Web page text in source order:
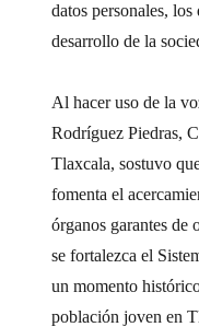
datos personales,
desarrollo de la
Al hacer uso de la
Rodríguez Piedras,
Tlaxcala, sostuvo
fomenta el
órganos garantes de
se fortalezca el
un momento
población joven en